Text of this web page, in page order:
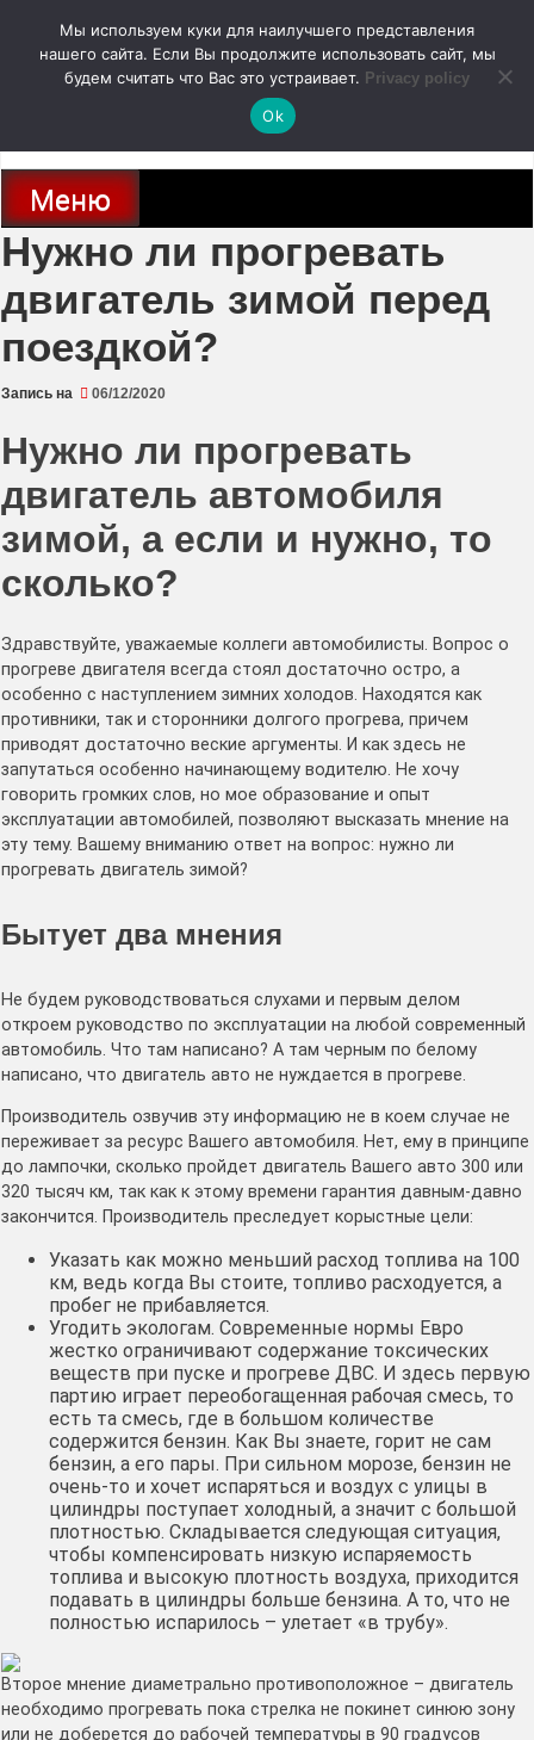
содержимому
autodoc24.ru
Новости про современные автомобили и не только, новинки зарубежного
и отечественного автопрома
Меню
Нужно ли прогревать
двигатель зимой перед
поездкой?
Запись на 06/12/2020
Нужно ли прогревать
двигатель автомобиля
зимой, а если и нужно, то
сколько?
Здравствуйте, уважаемые коллеги автомобилисты. Вопрос о
прогреве двигателя всегда стоял достаточно остро, а
особенно с наступлением зимних холодов. Находятся как
противники, так и сторонники долгого прогрева, причем
приводят достаточно веские аргументы. И как здесь не
запутаться особенно начинающему водителю. Не хочу
говорить громких слов, но мое образование и опыт
эксплуатации автомобилей, позволяют высказать мнение на
эту тему. Вашему вниманию ответ на вопрос: нужно ли
прогревать двигатель зимой?
Бытует два мнения
Не будем руководствоваться слухами и первым делом
откроем руководство по эксплуатации на любой современный
автомобиль. Что там написано? А там черным по белому
написано, что двигатель авто не нуждается в прогреве.
Производитель озвучив эту информацию не в коем случае не
переживает за ресурс Вашего автомобиля. Нет, ему в принципе
до лампочки, сколько пройдет двигатель Вашего авто 300 или
320 тысяч км, так как к этому времени гарантия давным-давно
закончится. Производитель преследует корыстные цели:
Указать как можно меньший расход топлива на 100
км, ведь когда Вы стоите, топливо расходуется, а
пробег не прибавляется.
Угодить экологам. Современные нормы Евро
жестко ограничивают содержание токсических
веществ при пуске и прогреве ДВС. И здесь первую
партию играет переобогащенная рабочая смесь, то
есть та смесь, где в большом количестве
содержится бензин. Как Вы знаете, горит не сам
бензин, а его пары. При сильном морозе, бензин не
очень-то и хочет испаряться и воздух с улицы в
цилиндры поступает холодный, а значит с большой
плотностью. Складывается следующая ситуация,
чтобы компенсировать низкую испаряемость
топлива и высокую плотность воздуха, приходится
подавать в цилиндры больше бензина. А то, что не
полностью испарилось – улетает «в трубу».
Второе мнение диаметрально противоположное – двигатель
необходимо прогревать пока стрелка не покинет синюю зону
или не доберется до рабочей температуры в 90 градусов
Мы используем куки для наилучшего представления
нашего сайта. Если Вы продолжите использовать сайт, мы
будем считать что Вас это устраивает. Privacy policy
Ok